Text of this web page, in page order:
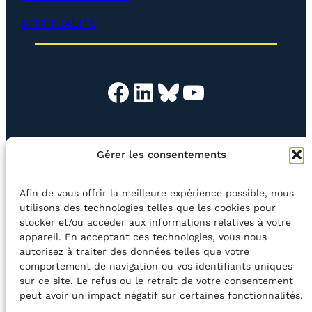
Gérer les consentements
Afin de vous offrir la meilleure expérience possible, nous
utilisons des technologies telles que les cookies pour
stocker et/ou accéder aux informations relatives à votre
appareil. En acceptant ces technologies, vous nous
autorisez à traiter des données telles que votre
comportement de navigation ou vos identifiants uniques
sur ce site. Le refus ou le retrait de votre consentement
peut avoir un impact négatif sur certaines fonctionnalités.
e
r
)
SPIRITUALITÉ
Facebook LinkedIn Bluesky YouTube
EN QUESTION BOUTIQUE NEWSLETTER
CONTACT
Rechercher
©2026 Centre Avec asblBE33 5230​ 8091​ 4546
avec le soutien de la Fédération Wallonie-Bruxelles